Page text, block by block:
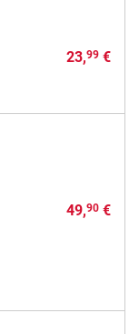
23,99€
49,90€